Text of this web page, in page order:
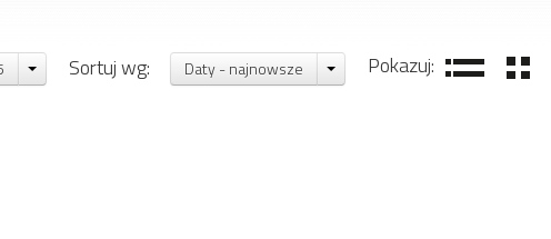
Pokazuj:
Sortuj wg: Daty - najnowsze